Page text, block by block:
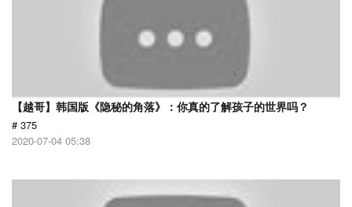
【越哥】韩国版《隐秘的角落》：你真的了解孩子的世界吗？
# 375
2020-07-04 05:38